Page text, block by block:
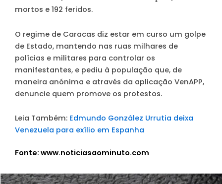
mortos e 192 feridos.
O regime de Caracas diz estar em curso um golpe
de Estado, mantendo nas ruas milhares de
polícias e militares para controlar os
manifestantes, e pediu à população que, de
maneira anónima e através da aplicação VenAPP,
denuncie quem promove os protestos.
Leia Também: Edmundo González Urrutia deixa
Venezuela para exílio em Espanha
Fonte: www.noticiasaominuto.com